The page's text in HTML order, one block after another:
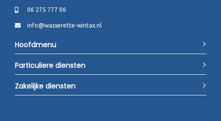
06 275 777 06
info@wasserette-wintax.nl
Hoofdmenu
Particuliere diensten
Zakelijke diensten